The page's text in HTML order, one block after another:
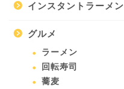
インスタントラーメン
グルメ
ラーメン
回転寿司
蕎麦